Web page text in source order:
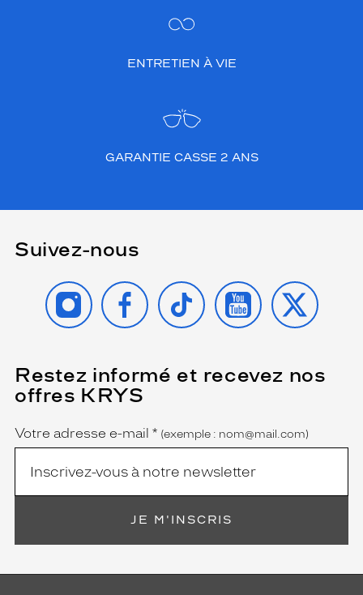
ENTRETIEN À VIE
GARANTIE CASSE 2 ANS
Suivez-nous
INSTAGRAMFACEBOOK
TIKTOK YOUTUBE
X
Restez informé et recevez nos
offres KRYS
Name
Votre adresse e-mail *
(Ce
champ
est
obligatoire)
(exemple : nom@mail.com)
JE M'INSCRIS